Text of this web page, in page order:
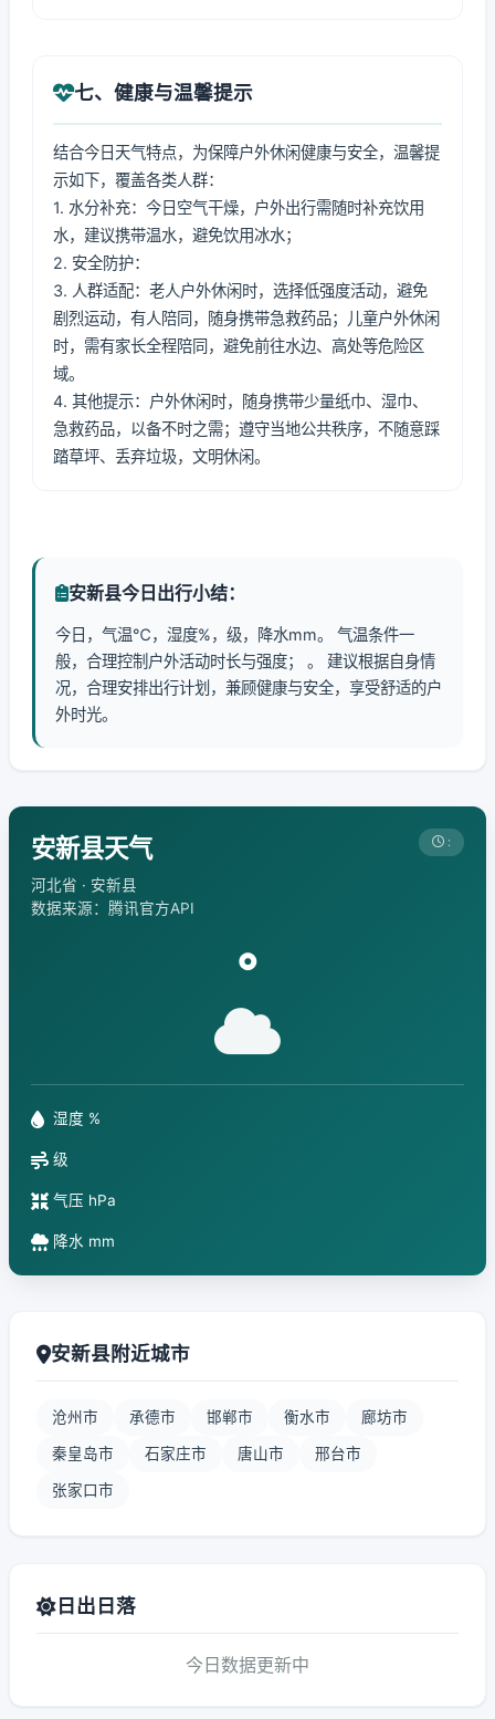
七、健康与温馨提示
结合今日天气特点，为保障户外休闲健康与安全，温馨提
示如下，覆盖各类人群：
1. 水分补充：今日空气干燥，户外出行需随时补充饮用
水，建议携带温水，避免饮用冰水；
2. 安全防护：
3. 人群适配：老人户外休闲时，选择低强度活动，避免
剧烈运动，有人陪同，随身携带急救药品；儿童户外休闲
时，需有家长全程陪同，避免前往水边、高处等危险区
域。
4. 其他提示：户外休闲时，随身携带少量纸巾、湿巾、
急救药品，以备不时之需；遵守当地公共秩序，不随意踩
踏草坪、丢弃垃圾，文明休闲。
安新县今日出行小结：
今日，气温℃，湿度%，级，降水mm。 气温条件一
般，合理控制户外活动时长与强度； 。 建议根据自身情
况，合理安排出行计划，兼顾健康与安全，享受舒适的户
外时光。
安新县天气
河北省 · 安新县
数据来源：腾讯官方API
:
°
湿度 %
级
气压 hPa
降水 mm
安新县附近城市
沧州市 承德市 邯郸市 衡水市 廊坊市
秦皇岛市 石家庄市 唐山市 邢台市
张家口市
日出日落
今日数据更新中